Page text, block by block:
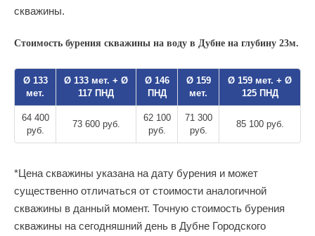
скважины.
Стоимость бурения скважины на воду в Дубне на глубину 23м.
Ø 133
мет.
Ø 133 мет. + Ø
117 ПНД
Ø 146
ПНД
Ø 159
мет.
Ø 159 мет. + Ø
125 ПНД
64 400
руб.
73 600 руб.
62 100
руб.
71 300
руб.
85 100 руб.
*Цена скважины указана на дату бурения и может
существенно отличаться от стоимости аналогичной
скважины в данный момент. Точную стоимость бурения
скважины на сегодняшний день в Дубне Городского